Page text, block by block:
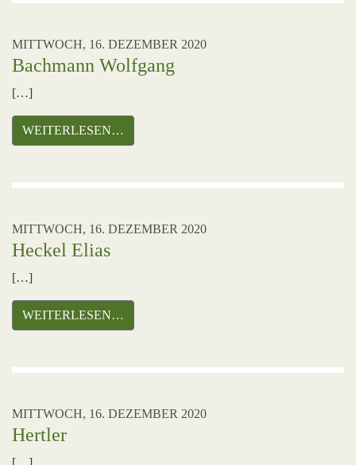
MITTWOCH, 16. DEZEMBER 2020
Bachmann Wolfgang
[…]
WEITERLESEN…
MITTWOCH, 16. DEZEMBER 2020
Heckel Elias
[…]
WEITERLESEN…
MITTWOCH, 16. DEZEMBER 2020
Hertler
[…]